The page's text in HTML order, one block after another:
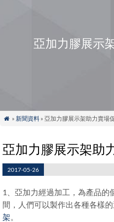
亞加力膠展示
 » 新聞資料» 亞加力膠展示架助力賣場
亞加力膠展示架助
2017-05-26
1、亞加力經過加工，為產品的
間，人們可以製作出各種各樣
架。